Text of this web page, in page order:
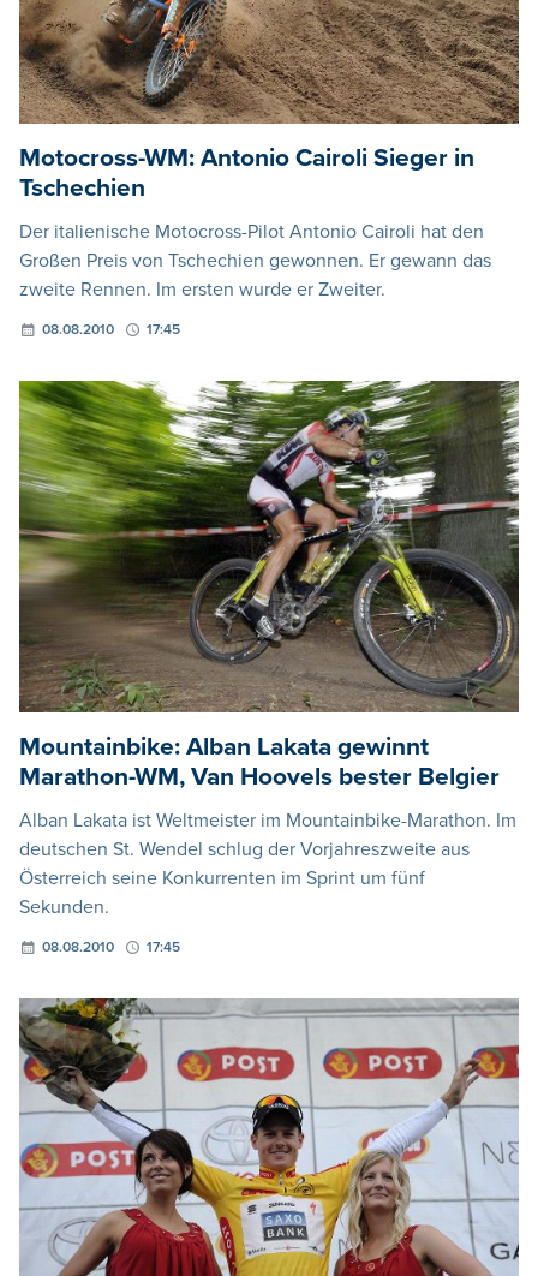
Motocross-WM: Antonio Cairoli Sieger in
Tschechien
Der italienische Motocross-Pilot Antonio Cairoli hat den
Großen Preis von Tschechien gewonnen. Er gewann das
zweite Rennen. Im ersten wurde er Zweiter.
08.08.2010 17:45
Mountainbike: Alban Lakata gewinnt
Marathon-WM, Van Hoovels bester Belgier
Alban Lakata ist Weltmeister im Mountainbike-Marathon. Im
deutschen St. Wendel schlug der Vorjahreszweite aus
Österreich seine Konkurrenten im Sprint um fünf
Sekunden.
08.08.2010 17:45